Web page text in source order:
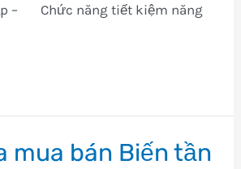
– Chức năng tiết kiệm năng
mua bán Biến tần